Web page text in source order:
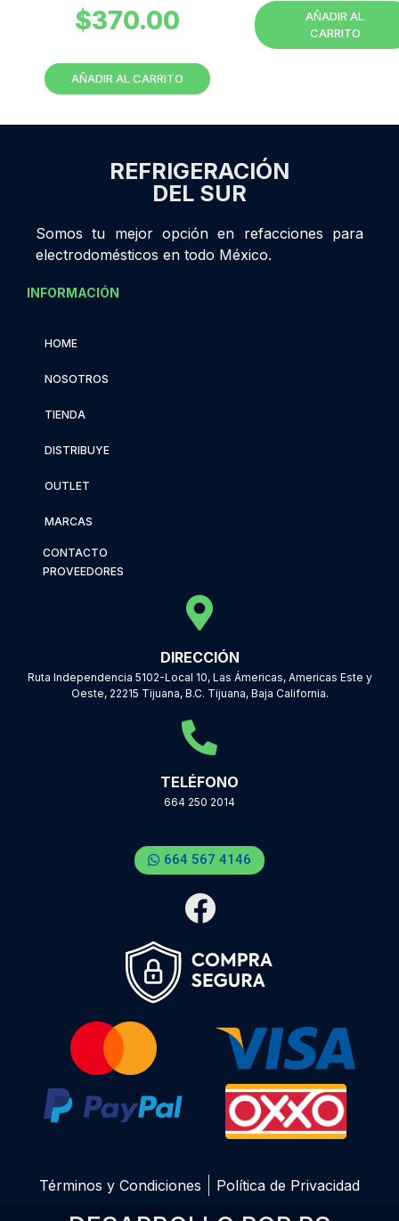
$370.00
AÑADIR AL CARRITO
AÑADIR AL
CARRITO
REFRIGERACIÓN
DEL SUR
Somos tu mejor opción en refacciones para
electrodomésticos en todo México.
INFORMACIÓN
HOME
NOSOTROS
TIENDA
DISTRIBUYE
OUTLET
MARCAS
CONTACTO
PROVEEDORES
DIRECCIÓN
Ruta Independencia 5102-Local 10, Las Ámericas, Americas Este y
Oeste, 22215 Tijuana, B.C. Tijuana, Baja California.
TELÉFONO
664 250 2014
664 567 4146
Términos y Condiciones Política de Privacidad